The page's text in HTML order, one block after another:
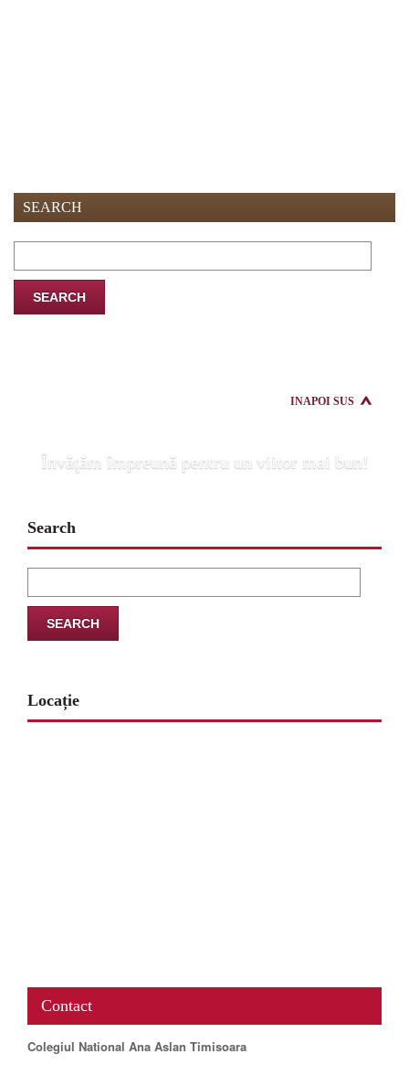
SEARCH
for:
INAPOI SUS
Învăţăm împreună pentru un viitor mai bun!
Search
for:
Locație
Contact
Colegiul National Ana Aslan Timisoara